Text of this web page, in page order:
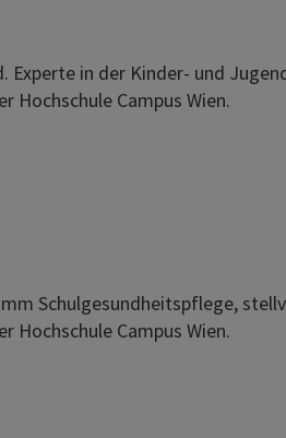
Experte in der Kinder- und
Hochschule Campus Wien.
Schulgesundheitspflege,
Hochschule Campus Wien.